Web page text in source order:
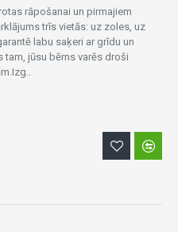
rāpošanai un pirmajiem
trīs vietās: uz zoles, uz
labu saķeri ar grīdu un
jūsu bērns varēs droši